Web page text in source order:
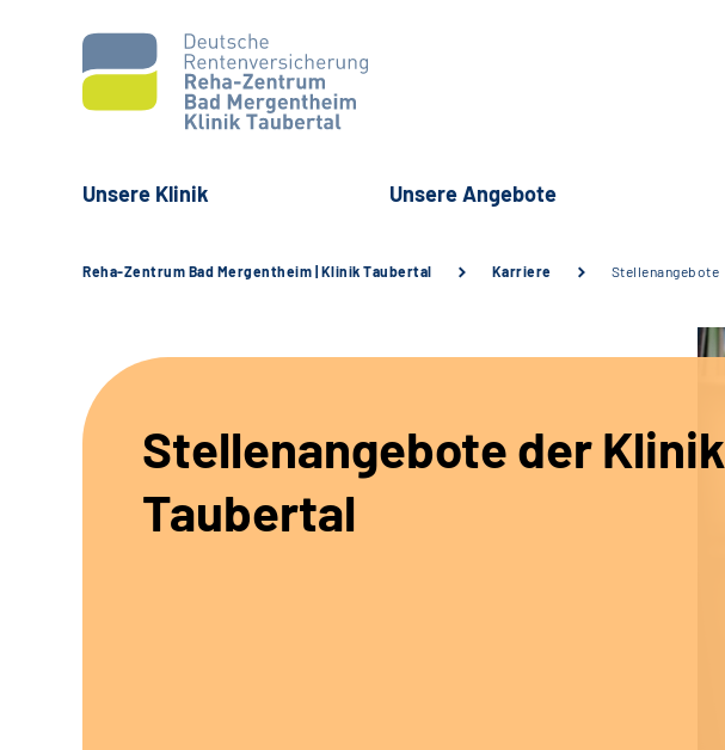
Unsere Klinik Unsere Angebote
Reha-Zentrum Bad Mergentheim | Klinik Taubertal Karriere Stellenangebote
Stellenangebote der Klinik
Taubertal